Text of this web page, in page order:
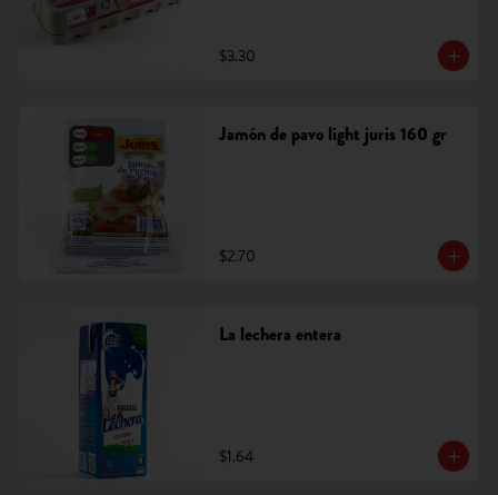
$3.30
Jamón de pavo light juris 160 gr
$2.70
La lechera entera
$1.64